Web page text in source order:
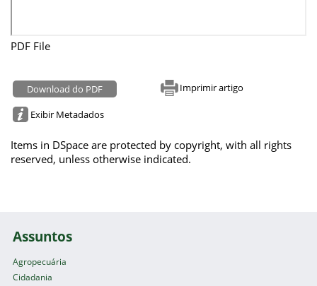
PDF File
Download do PDF Imprimir artigo
Exibir Metadados
Items in DSpace are protected by copyright, with all rights
reserved, unless otherwise indicated.
Assuntos
Agropecuária
Cidadania